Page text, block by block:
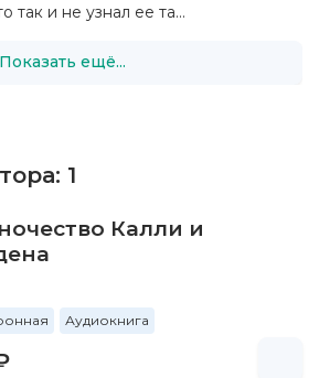
так и не узнал ее та...
Показать ещё...
1
Калли и
Аудиокнига